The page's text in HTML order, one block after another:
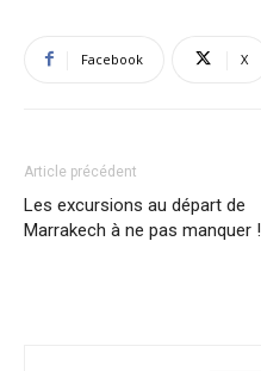
Facebook X
Article précédent
Les excursions au départ de
Marrakech à ne pas manquer !